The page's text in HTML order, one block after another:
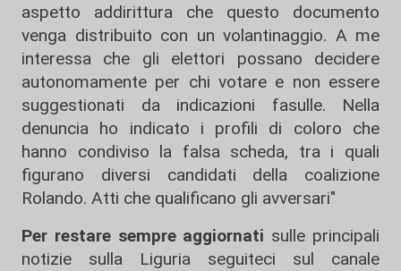
aspetto addirittura che questo documento
venga distribuito con un volantinaggio. A me
interessa che gli elettori possano decidere
autonomamente per chi votare e non essere
suggestionati da indicazioni fasulle. Nella
denuncia ho indicato i profili di coloro che
hanno condiviso la falsa scheda, tra i quali
figurano diversi candidati della coalizione
Rolando. Atti che qualificano gli avversari"
Per restare sempre aggiornati sulle principali
notizie sulla Liguria seguiteci sul canale